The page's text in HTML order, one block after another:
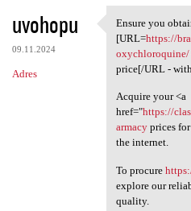
uvohopu
09.11.2024
Adres
Ensure you
Ensure you
[URL=https://
oxychloroquine/
price[/URL -
Acquire your <a
href="https://
armacyprices for
the internet.
To procure
explore our
quality.